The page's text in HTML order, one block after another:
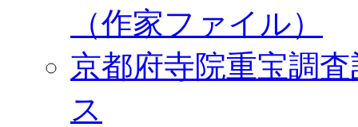
（作家ファイル）
京都府寺院重宝調
ス